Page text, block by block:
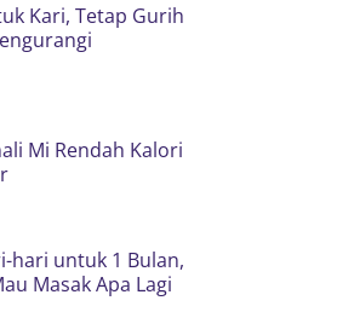
Kari, Tetap Gurih
Mi Rendah Kalori
hari untuk 1 Bulan,
Masak Apa Lagi